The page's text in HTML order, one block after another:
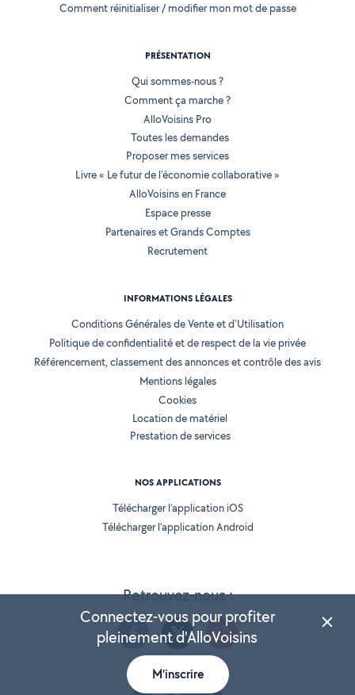
Retrouvez-nous :
Comment réinitialiser / modifier mon mot de passe
PRÉSENTATION
Qui sommes-nous ?
Comment ça marche ?
AlloVoisins Pro
Toutes les demandes
Proposer mes services
Livre « Le futur de l'économie collaborative »
AlloVoisins en France
Espace presse
Partenaires et Grands Comptes
Recrutement
INFORMATIONS LÉGALES
Conditions Générales de Vente et d'Utilisation
Politique de confidentialité et de respect de la vie privée
Référencement, classement des annonces et contrôle des avis
Mentions légales
Cookies
Location de matériel
Prestation de services
NOS APPLICATIONS
Télécharger l’application iOS
Télécharger l’application Android
Connectez-vous pour profiter
pleinement d'AlloVoisins
M'inscrire